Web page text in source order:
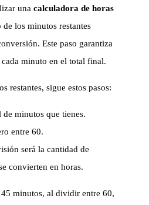
unacalculadora de horas
de los minutos restantes
Este paso garantiza
cada minuto en el total final.
restantes, sigue estos pasos:
minutos que tienes.
entre 60.
será la cantidad de
convierten en horas.
minutos, al dividir entre 60,